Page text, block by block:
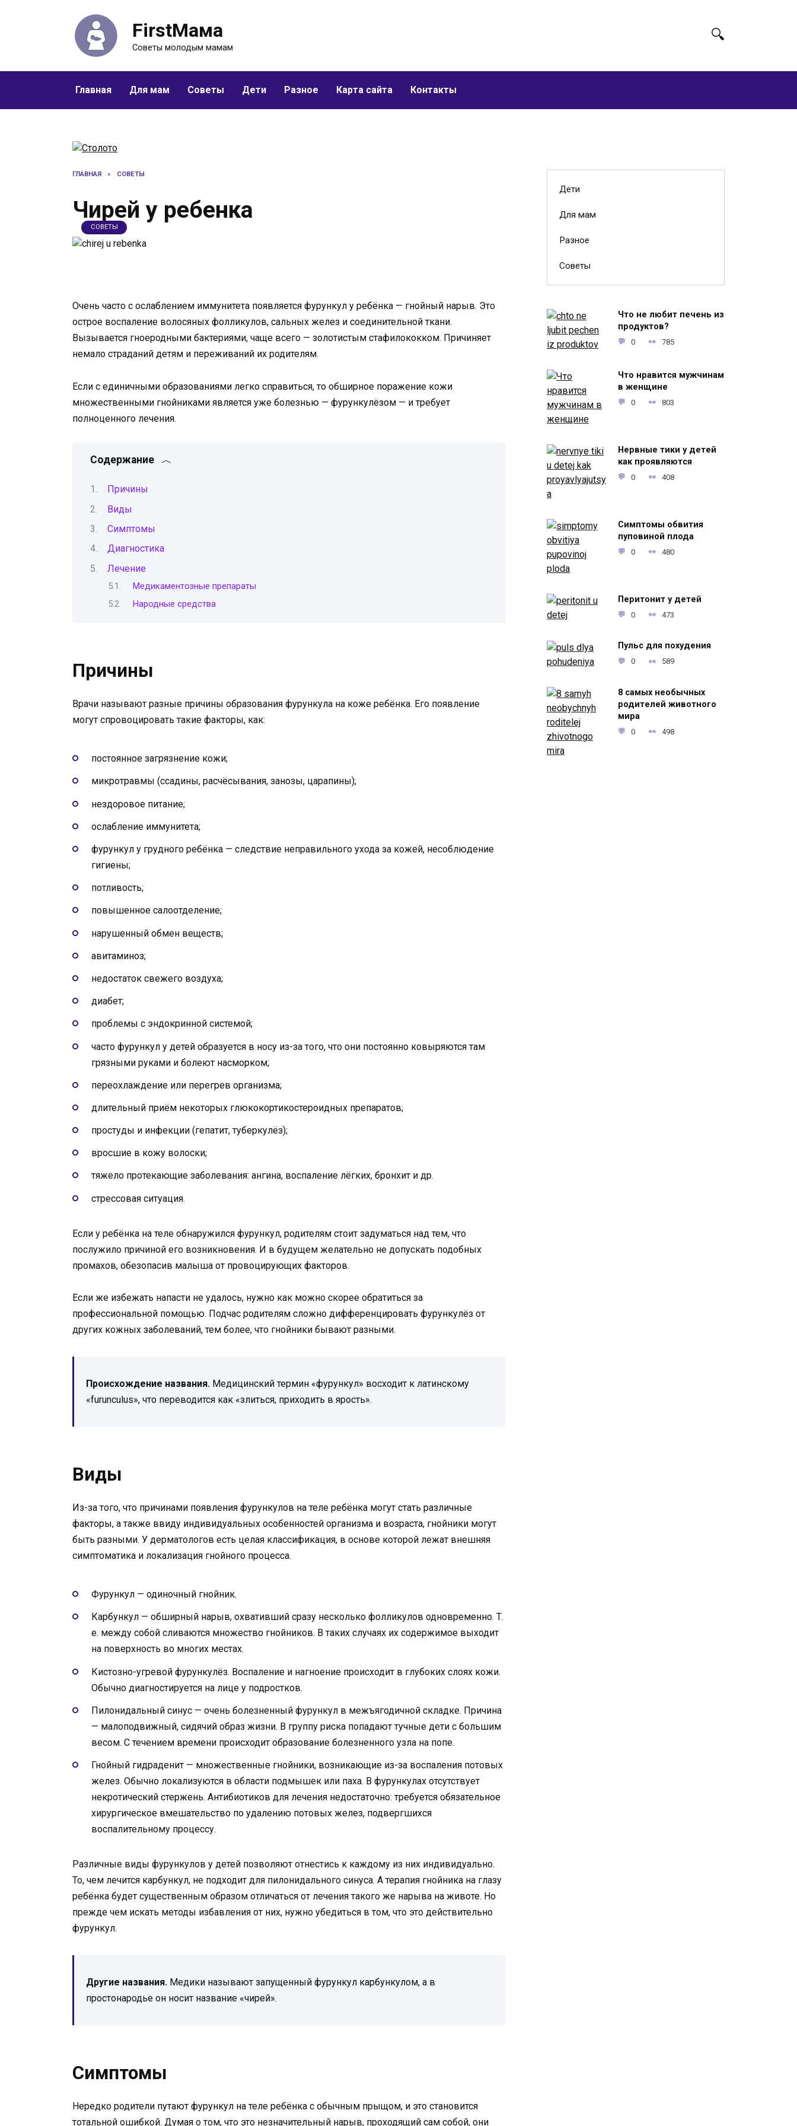
FirstМама
Советы молодым мамам
Главная Для мам Советы Дети Разное Карта сайта Контакты
ГЛАВНАЯ » СОВЕТЫ
Чирей у ребенка
СОВЕТЫ
Очень часто с ослаблением иммунитета появляется фурункул у ребёнка — гнойный нарыв. Это
острое воспаление волосяных фолликулов, сальных желез и соединительной ткани.
Вызывается гноеродными бактериями, чаще всего — золотистым стафилококком. Причиняет
немало страданий детям и переживаний их родителям.
Если с единичными образованиями легко справиться, то обширное поражение кожи
множественными гнойниками является уже болезнью — фурункулёзом — и требует
полноценного лечения.
Содержание
Причины
Виды
Симптомы
Диагностика
Лечение
Медикаментозные препараты
Народные средства
Причины
Врачи называют разные причины образования фурункула на коже ребёнка. Его появление
могут спровоцировать такие факторы, как:
постоянное загрязнение кожи;
микротравмы (ссадины, расчёсывания, занозы, царапины);
нездоровое питание;
ослабление иммунитета;
фурункул у грудного ребёнка — следствие неправильного ухода за кожей, несоблюдение
гигиены;
потливость;
повышенное салоотделение;
нарушенный обмен веществ;
авитаминоз;
недостаток свежего воздуха;
диабет;
проблемы с эндокринной системой;
часто фурункул у детей образуется в носу из-за того, что они постоянно ковыряются там
грязными руками и болеют насморком;
переохлаждение или перегрев организма;
длительный приём некоторых глюкокортикостероидных препаратов;
простуды и инфекции (гепатит, туберкулёз);
вросшие в кожу волоски;
тяжело протекающие заболевания: ангина, воспаление лёгких, бронхит и др.
стрессовая ситуация.
Если у ребёнка на теле обнаружился фурункул, родителям стоит задуматься над тем, что
послужило причиной его возникновения. И в будущем желательно не допускать подобных
промахов, обезопасив малыша от провоцирующих факторов.
Если же избежать напасти не удалось, нужно как можно скорее обратиться за
профессиональной помощью. Подчас родителям сложно дифференцировать фурункулёз от
других кожных заболеваний, тем более, что гнойники бывают разными.
Происхождение названия. Медицинский термин «фурункул» восходит к латинскому
«furunculus», что переводится как «злиться, приходить в ярость».
Виды
Из-за того, что причинами появления фурункулов на теле ребёнка могут стать различные
факторы, а также ввиду индивидуальных особенностей организма и возраста, гнойники могут
быть разными. У дерматологов есть целая классификация, в основе которой лежат внешняя
симптоматика и локализация гнойного процесса.
Фурункул — одиночный гнойник.
Карбункул — обширный нарыв, охвативший сразу несколько фолликулов одновременно. Т.
е. между собой сливаются множество гнойников. В таких случаях их содержимое выходит
на поверхность во многих местах.
Кистозно-угревой фурункулёз. Воспаление и нагноение происходит в глубоких слоях кожи.
Обычно диагностируется на лице у подростков.
Пилонидальный синус — очень болезненный фурункул в межъягодичной складке. Причина
— малоподвижный, сидячий образ жизни. В группу риска попадают тучные дети с большим
весом. С течением времени происходит образование болезненного узла на попе.
Гнойный гидраденит — множественные гнойники, возникающие из-за воспаления потовых
желез. Обычно локализуются в области подмышек или паха. В фурункулах отсутствует
некротический стержень. Антибиотиков для лечения недостаточно: требуется обязательное
хирургическое вмешательство по удалению потовых желез, подвергшихся
воспалительному процессу.
Различные виды фурункулов у детей позволяют отнестись к каждому из них индивидуально.
То, чем лечится карбункул, не подходит для пилонидального синуса. А терапия гнойника на глазу
ребёнка будет существенным образом отличаться от лечения такого же нарыва на животе. Но
прежде чем искать методы избавления от них, нужно убедиться в том, что это действительно
фурункул.
Другие названия. Медики называют запущенный фурункул карбункулом, а в
простонародье он носит название «чирей».
Симптомы
Нередко родители путают фурункул на теле ребёнка с обычным прыщом, и это становится
тотальной ошибкой. Думая о том, что это незначительный нарыв, проходящий сам собой, они
Дети
Для мам
Разное
Советы
Что не любит печень из
продуктов?
0 785
Что нравится мужчинам
в женщине
0 803
Нервные тики у детей
как проявляются
0 408
Симптомы обвития
пуповиной плода
0 480
Перитонит у детей
0 473
Пульс для похудения
0 589
8 самых необычных
родителей животного
мира
0 498